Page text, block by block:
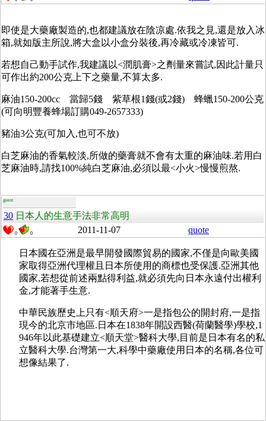
即使是大藥廠製造的,也都建議放在陰凉處.依我之見,還是放入冰
箱,就如版主所說,將大盒以小盒分裝後,再冷藏或冷凍皆可.
若想自己動手試作,我建議以<潤肌膏>之劑量來嘗試,因此計量只
可作出約200公克上下之藥量,不算太多.
麻油150-200cc 當歸5錢 紫草根1錢(或2錢) 蜂蠟150-200公克
(可向明豐養蜂場訂購049-2657333)
豬油3公克(可加入,也可不放)
白芝麻油的香氣較淡,所做的藥膏就不會有太重的麻油味.若用白
芝麻油時,請找100%純白芝麻油,必須以最<小火>慢慢煎熬.
guest
30 日本人的生意手法非常高明
0 0 2011-11-07 quote
日本國在亞洲是最早開發國際貿易的國家,不僅是向歐美國
家取得亞洲代理權且日本所使用的商標也受保護.亞洲其他
國家,若想從前述兩點得利益,就必須先向日本永遠付出權利
金,才能著手生意.
中華民族歷史上只有<順天府>一是指包公的開封府,一是指
現今的北京市地區.日本在1838年開設西醫(荷蘭醫學)學校,1
946年以此基礎建立<順天堂>醫科大學,目前是日本有名的私
立醫科大學.台灣第一大,科學中藥廠使用日本的名稱,各位可
想像結果了.